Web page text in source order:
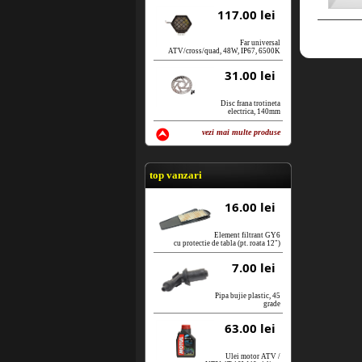
117.00 lei
Far universal
ATV/cross/quad, 48W, IP67, 6500K
31.00 lei
Disc frana trotineta
electrica, 140mm
vezi mai multe produse
vezi produse
top vanzari
16.00 lei
Element filtrant GY6
cu protectie de tabla (pt. roata 12")
7.00 lei
Pipa bujie plastic, 45
grade
63.00 lei
Ulei motor ATV /